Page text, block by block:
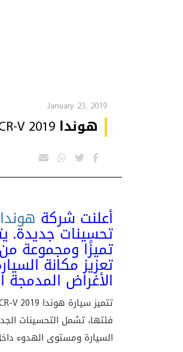
January 23, 2019
هوندا CR-V 2019 بتحسينات جديدة
أعلنت شركة هوندا
تميزًا ومجموعة
تعزيز مكانة
الأغراض المدمجة
تتميز سيارة هوندا CR-V 2019
فئتها، تشمل التحسينات
السيارة ومستوى الهدوء